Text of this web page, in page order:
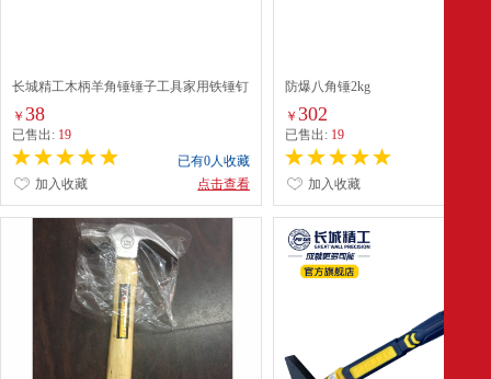
长城精工木柄羊角锤锤子工具家用铁锤钉
￥ 38
已售出: 19
已有0人收藏
点击查看
加入收藏
防爆八角锤2kg
￥302
已售出: 19
加入收藏